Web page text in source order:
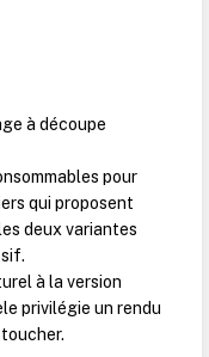
à découpe
pour
qui proposent
deux variantes
à la version
privilégie un rendu